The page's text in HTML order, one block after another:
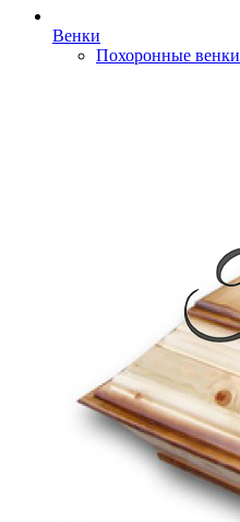
Венки
Похоронные венки